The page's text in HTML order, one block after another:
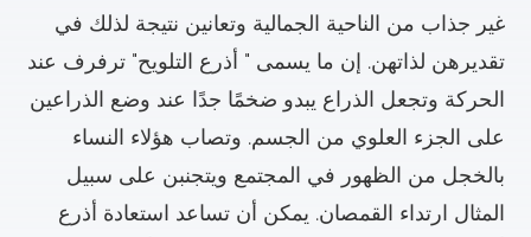
غير جذاب من الناحية الجمالية وتعانين نتيجة لذلك في
تقديرهن لذاتهن. إن ما يسمى " أذرع التلويح" ترفرف عند
الحركة وتجعل الذراع يبدو ضخمًا جدًا عند وضع الذراعين
على الجزء العلوي من الجسم. وتصاب هؤلاء النساء
بالخجل من الظهور في المجتمع ويتجنبن على سبيل
المثال ارتداء القمصان. يمكن أن تساعد استعادة أذرع